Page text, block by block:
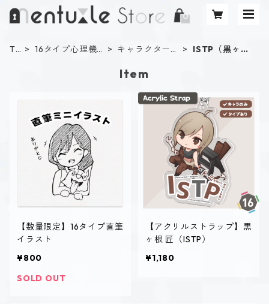
TO
16タイプ心理機
キャラクタータ
ISTP（黒ヶ根
Item
【数量限定】16タイプ直筆
イラスト
¥800
SOLD OUT
【アクリルストラップ】黒
ヶ根 匠（ISTP）
¥1,180